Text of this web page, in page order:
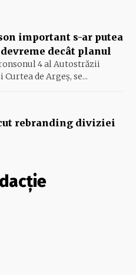
important s-ar putea
decât planul
4 al Autostrăzii
de Argeş, se...
rebranding diviziei